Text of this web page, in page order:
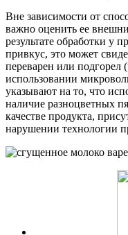
Вне зависимости от
важно оценить ее
результате обработки у
привкус, это может
переварен или подгорел
использовании
указывают на то, что
наличие разноцветных
качестве продукта,
нарушении технологии